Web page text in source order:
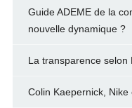
Guide ADEME de la
nouvelle dynamique ?
La transparence selon
Colin Kaepernick,